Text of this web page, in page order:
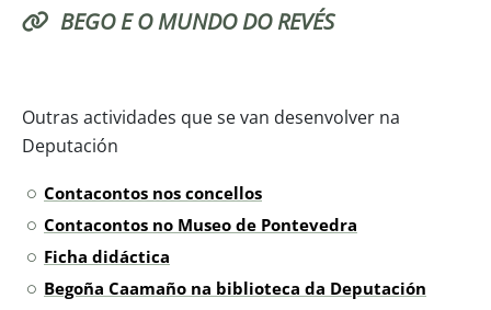
BEGO E O MUNDO DO REVÉS
Outras actividades que se van desenvolver na
Deputación
Contacontos nos concellos
Contacontos no Museo de Pontevedra
Ficha didáctica
Begoña Caamaño na biblioteca da Deputación